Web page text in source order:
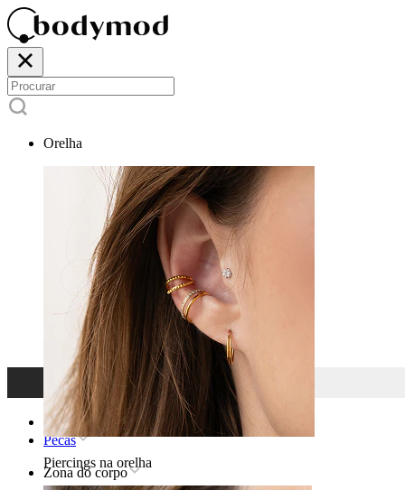
Orelha
Piercings na orelha
Home
Pecas
Zona do corpo